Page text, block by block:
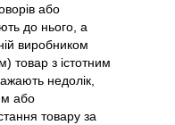
або
до нього, а
виробником
товар з істотним
недолік,
або
товару за